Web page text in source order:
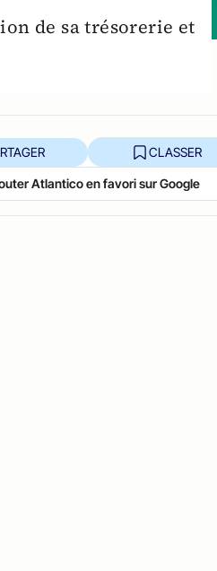
de sa trésorerie et
CLASSER
Atlantico en favori sur Google